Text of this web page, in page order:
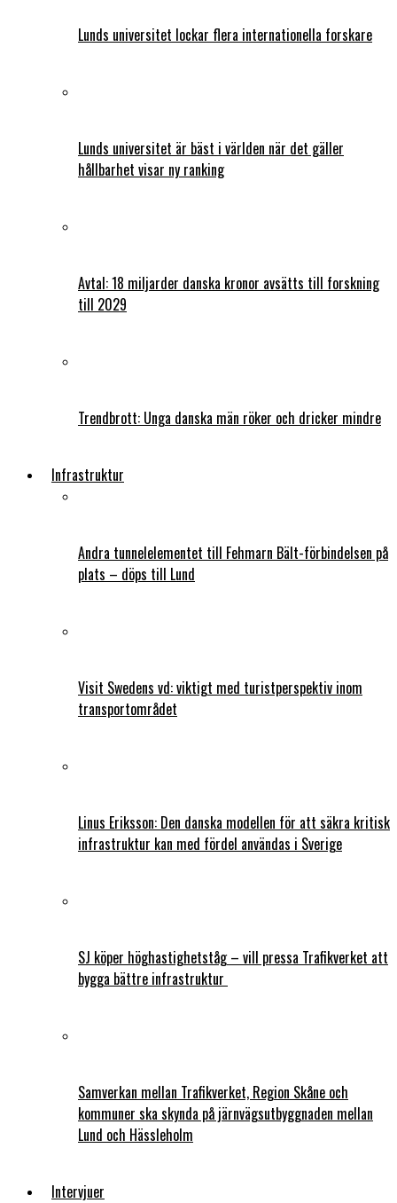
Lunds universitet lockar flera internationella forskare
Lunds universitet är bäst i världen när det gäller
hållbarhet visar ny ranking
Avtal: 18 miljarder danska kronor avsätts till forskning
till 2029
Trendbrott: Unga danska män röker och dricker mindre
Infrastruktur
Andra tunnelelementet till Fehmarn Bält-förbindelsen på
plats – döps till Lund
Visit Swedens vd: viktigt med turistperspektiv inom
transportområdet
Linus Eriksson: Den danska modellen för att säkra kritisk
infrastruktur kan med fördel användas i Sverige
SJ köper höghastighetståg – vill pressa Trafikverket att
bygga bättre infrastruktur
Samverkan mellan Trafikverket, Region Skåne och
kommuner ska skynda på järnvägsutbyggnaden mellan
Lund och Hässleholm
Intervjuer